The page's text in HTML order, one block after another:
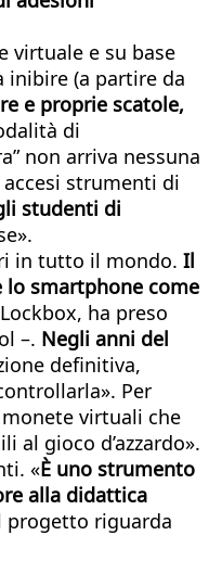
virtuale e su base
inibire (a partire da
e proprie scatole,
di
non arriva nessuna
strumenti di
studenti di
in tutto il mondo. Il
lo smartphone come
ha preso
–. Negli anni del
definitiva,
Per
virtuali che
al gioco d’azzardo».
«È uno strumento
alla didattica
progetto riguarda